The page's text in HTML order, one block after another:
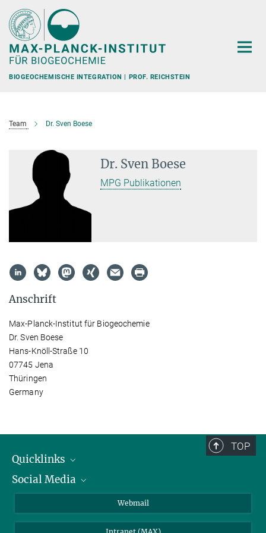
Hauptinhalt
BIOGEOCHEMISCHE INTEGRATION | PROF. REICHSTEIN
Team Dr. Sven Boese
Dr. Sven Boese
MPG Publikationen
Anschrift
Max-Planck-Institut für Biogeochemie
Dr. Sven Boese
Hans-Knöll-Straße 10
07745 Jena
Thüringen
Germany
TOP
Quicklinks
IMPRS Graduiertenschule
Social Media
Webmail